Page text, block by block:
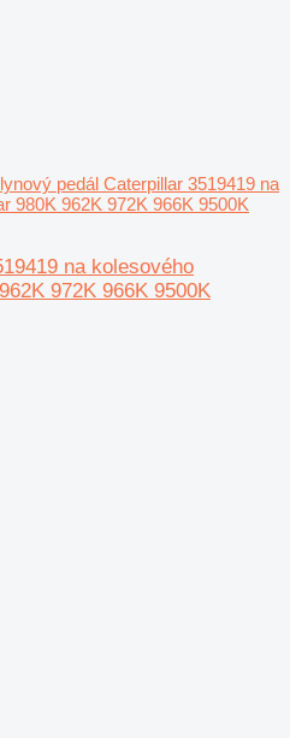
pedál Caterpillar 3519419 na
980K 962K 972K 966K 9500K
na kolesového
972K 966K 9500K